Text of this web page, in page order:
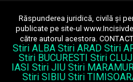
Răspunderea juridică, civilă și
publicate pe site-ul
către autorul acestora.
Stiri ALBA Stiri ARAD Stiri
Stiri BUCURESTI Stiri CLUJ
IASI Stiri JIU Stiri
Stiri SIBIU Stiri